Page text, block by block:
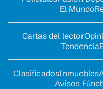
El Mundo
Cartas del lector
Tendencia
ClasificadosInmuebles
Avisos